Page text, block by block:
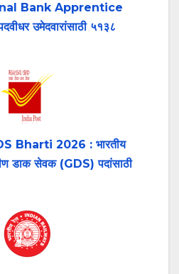
Bank Apprentice
उमेदवारांसाठी ५१३८
Bharti 2026 : भारतीय
डाक सेवक (GDS) पदांसाठी